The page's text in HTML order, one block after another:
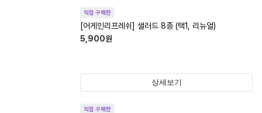
직접 구매한
[어게인리프레쉬] 샐러드 8종 (택1, 리뉴얼)
5,900원
상세보기
직접 구매한